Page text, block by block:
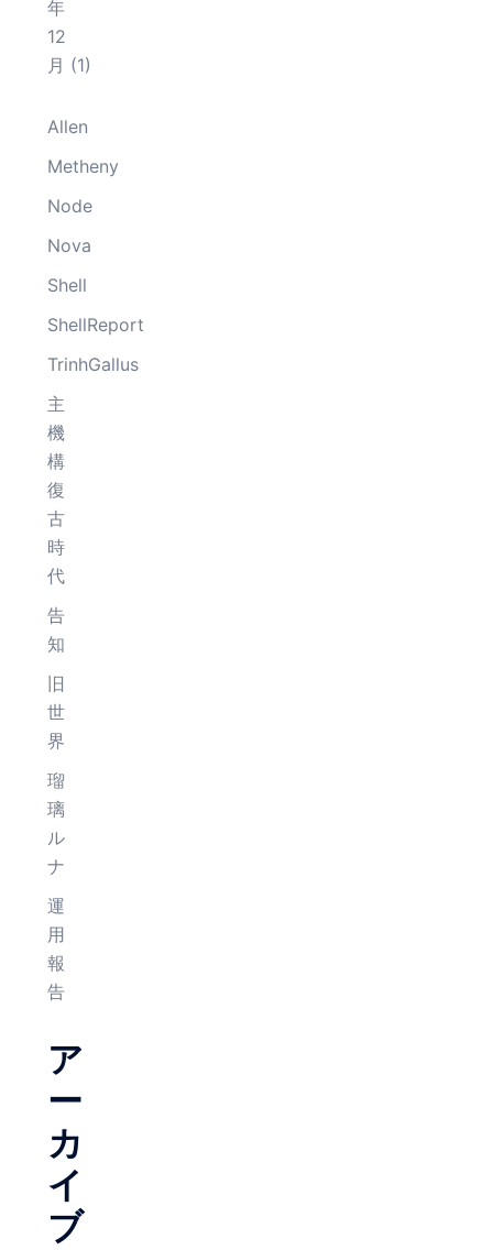
年
12
月 (1)
Allen
Metheny
Node
Nova
Shell
ShellReport
TrinhGallus
主
機
構
復
古
時
代
告
知
旧
世
界
瑠
璃
ル
ナ
運
用
報
告
ア
ー
カ
イ
ブ